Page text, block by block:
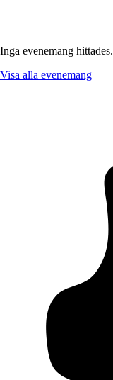
Inga evenemang hittades.
Visa alla evenemang